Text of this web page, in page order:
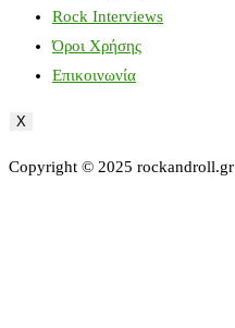
Rock Interviews
Όροι Χρήσης
Επικοινωνία
X
Copyright © 2025 rockandroll.gr